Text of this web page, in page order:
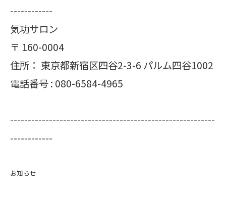
------------
気功サロン
〒 160-0004
住所： 東京都新宿区四谷2-3-6 パルム四谷1002
電話番号 : 080-6584-4965
----------------------------------------------------------
------------
お知らせ